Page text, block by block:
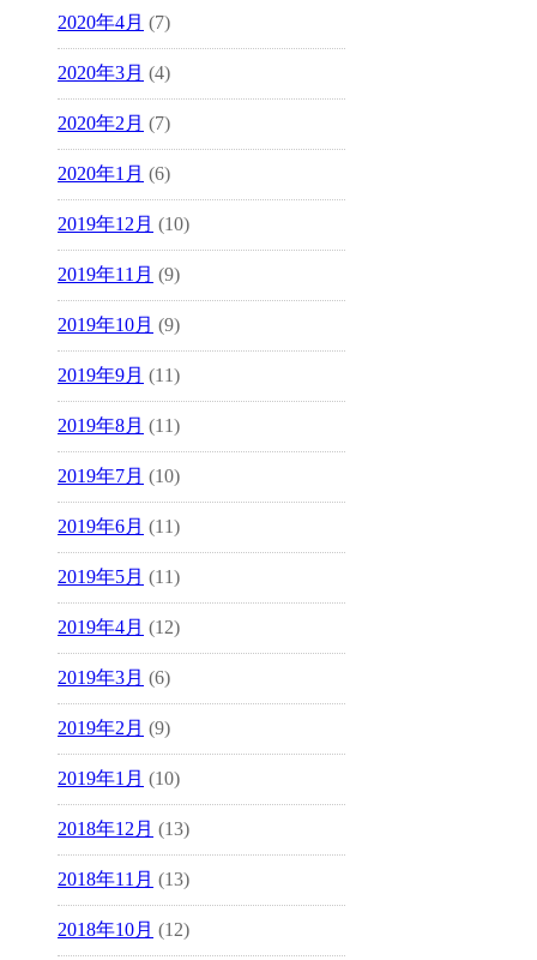
2020年4月 (7)
2020年3月 (4)
2020年2月 (7)
2020年1月 (6)
2019年12月 (10)
2019年11月 (9)
2019年10月 (9)
2019年9月 (11)
2019年8月 (11)
2019年7月 (10)
2019年6月 (11)
2019年5月 (11)
2019年4月 (12)
2019年3月 (6)
2019年2月 (9)
2019年1月 (10)
2018年12月 (13)
2018年11月 (13)
2018年10月 (12)